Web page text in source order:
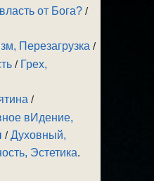
от Бога? /
Перезагрузка /
/ Грех,
/
вИдение,
/Духовный,
Эстетика.